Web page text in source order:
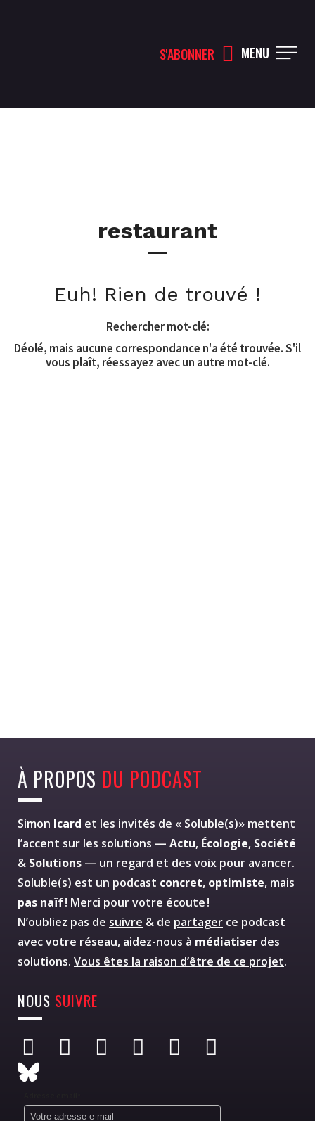
S'ABONNER MENU
restaurant
Euh! Rien de trouvé !
Rechercher mot-clé:
Déolé, mais aucune correspondance n'a été trouvée. S'il
vous plaît, réessayez avec un autre mot-clé.
À PROPOS DU PODCAST
Simon Icard et les invités de « Soluble(s)» mettent
l’accent sur les solutions — Actu, Écologie, Société
& Solutions — un regard et des voix pour avancer.
Soluble(s) est un podcast concret, optimiste, mais
pas naïf! Merci pour votre écoute !
N’oubliez pas de suivre & de partager ce podcast
avec votre réseau, aidez-nous à médiatiser des
solutions. Vous êtes la raison d’être de ce projet.
NOUS SUIVRE